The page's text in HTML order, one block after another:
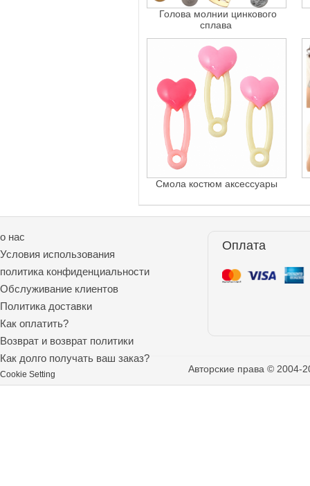
Голова молнии цинкового
сплава
Смола костюм аксессуары
о нас
Условия использования
политика конфиденциальности
Обслуживание клиентов
Политика доставки
Как оплатить?
Возврат и возврат политики
Как долго получать ваш заказ?
Cookie Setting
Оплата
Авторские права ©